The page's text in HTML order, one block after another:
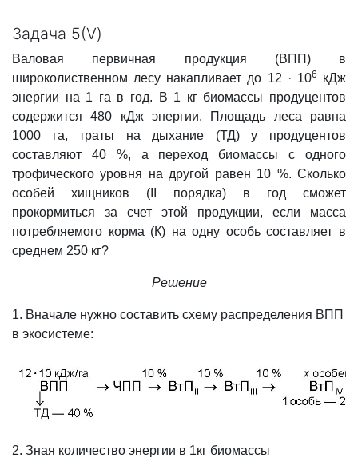
Задача 5(V)
Валовая первичная продукция (ВПП) в
широколиственном лесу накапливает до 12 · 106
кДж
энергии на 1 га в год. В 1 кгбиомассы продуцентов
содержится 480 кДж энергии. Площадь леса равна
1000 га, траты на дыхание (ТД) у продуцентов
составляют 40 %, а переход биомассы с одного
трофического уровня на другой равен 10 %. Сколько
особей хищников (ІІ порядка) в год сможет
прокормиться за счет этой продукции, если масса
потребляемого корма (К) на одну особь составляет в
среднем 250 кг?
Решение
1. Вначале нужно составить схему распределения ВПП
в экосистеме:
2. Зная количество энергии в 1кг биомассы